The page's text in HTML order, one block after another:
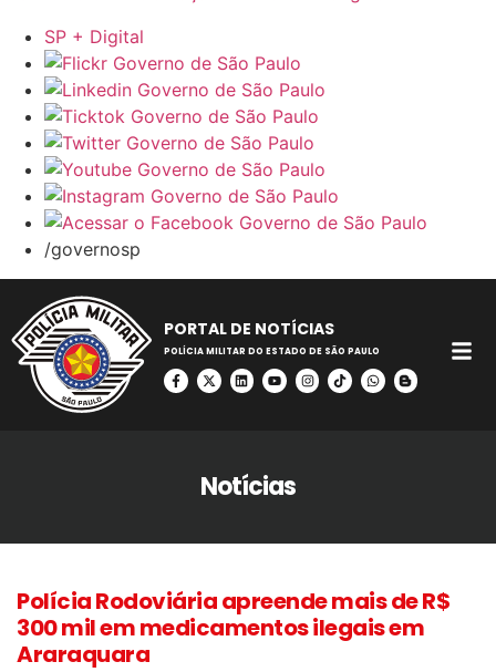
SP + Digital
/governosp
PORTAL DE NOTÍCIAS
POLÍCIA MILITAR DO ESTADO DE SÃO PAULO
Notícias
Polícia Rodoviária apreende mais de R$
300 mil em medicamentos ilegais em
Araraquara